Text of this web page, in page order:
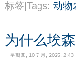
标签|Tags: 动物
为什么埃
星期四, 10 7 月, 2025, 2:43